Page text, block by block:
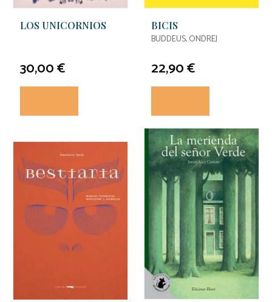
LOS UNICORNIOS
30,00 €
BICIS
BUDDEUS, ONDREJ
22,90 €